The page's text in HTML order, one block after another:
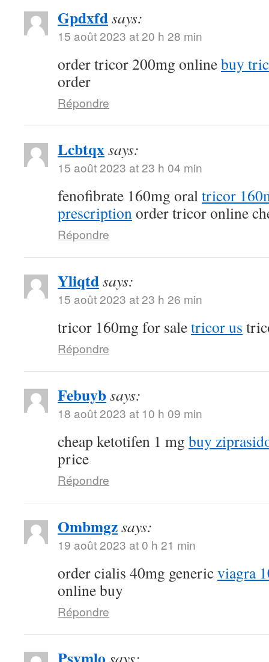
Gpdxfdsays:
15 août 2023 at 20 h 28 min
order tricor 200mg onlinebuy
order
Répondre
Lcbtqxsays:
15 août 2023 at 23 h 04 min
fenofibrate 160mg oral tricor
prescription order tricor online
Répondre
Yliqtdsays:
15 août 2023 at 23 h 26 min
tricor 160mg for saletricor us
Répondre
Febuybsays:
18 août 2023 at 10 h 09 min
cheap ketotifen 1 mg buy
price
Répondre
Ombmgzsays:
19 août 2023 at 0 h 21 min
order cialis 40mg genericviagra
online buy
Répondre
says: